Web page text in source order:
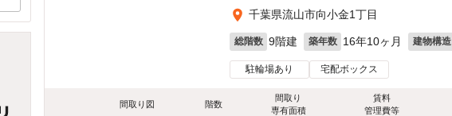
千葉県流山市向小金1丁目
総階数 9階建 築年数 16年10ヶ月 建物構造
駐輪場あり 宅配ボックス
間取り図 階数
間取り
専有面積
賃料
管理費等